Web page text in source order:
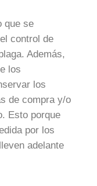
que se
control de
Además,
los
los
de compra y/o
Esto porque
por los
adelante